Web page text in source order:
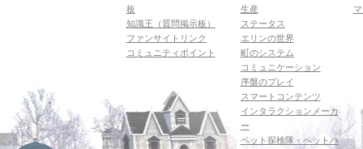
板
知識王（質問掲示板）
ファンサイトリンク
コミュニティポイント
生産
ステータス
エリンの世界
町のシステム
コミュニケーション
序盤のプレイ
スマートコンテンツ
インタラクションメーカ
ー
ペット探検隊・ペットハ